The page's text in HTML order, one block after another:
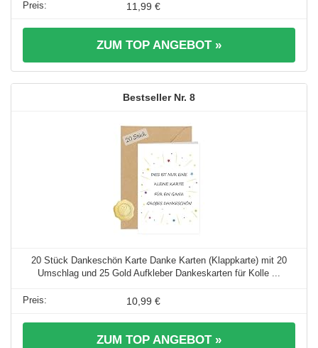
11,99 €
ZUM TOP ANGEBOT »
8
20 Stück Dankeschön Karte Danke Karten (Klappkarte) mit 20
Umschlag und 25 Gold Aufkleber Dankeskarten für Kolle ...
10,99 €
ZUM TOP ANGEBOT »